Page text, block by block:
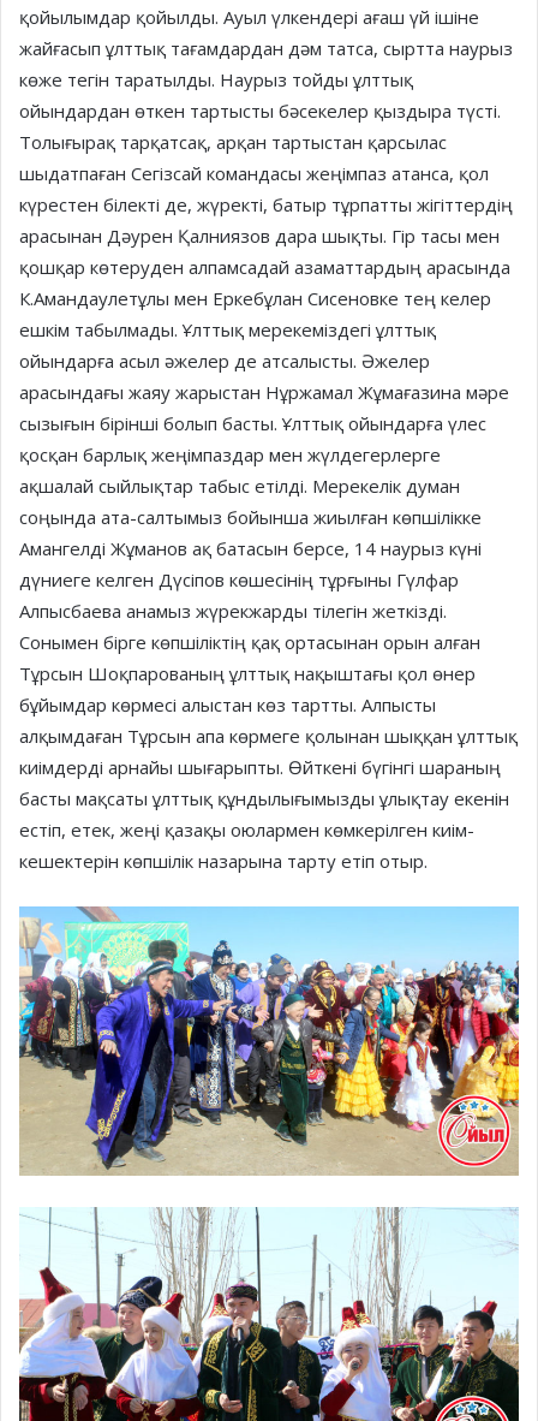
қойылымдар қойылды. Ауыл үлкендері ағаш үй ішіне
жайғасып ұлттық тағамдардан дәм татса, сыртта наурыз
көже тегін таратылды. Наурыз тойды ұлттық
ойындардан өткен тартысты бәсекелер қыздыра түсті.
Толығырақ тарқатсақ, арқан тартыстан қарсылас
шыдатпаған Сегізсай командасы жеңімпаз атанса, қол
күрестен білекті де, жүректі, батыр тұрпатты жігіттердің
арасынан Дәурен Қалниязов дара шықты. Гір тасы мен
қошқар көтеруден алпамсадай азаматтардың арасында
К.Амандаулетұлы мен Еркебұлан Сисеновке тең келер
ешкім табылмады. Ұлттық мерекеміздегі ұлттық
ойындарға асыл әжелер де атсалысты. Әжелер
арасындағы жаяу жарыстан Нұржамал Жұмағазина мәре
сызығын бірінші болып басты. Ұлттық ойындарға үлес
қосқан барлық жеңімпаздар мен жүлдегерлерге
ақшалай сыйлықтар табыс етілді. Мерекелік думан
соңында ата-салтымыз бойынша жиылған көпшілікке
Амангелді Жұманов ақ батасын берсе, 14 наурыз күні
дүниеге келген Дүсіпов көшесінің тұрғыны Гүлфар
Алпысбаева анамыз жүрекжарды тілегін жеткізді.
Сонымен бірге көпшіліктің қақ ортасынан орын алған
Тұрсын Шоқпарованың ұлттық нақыштағы қол өнер
бұйымдар көрмесі алыстан көз тартты. Алпысты
алқымдаған Тұрсын апа көрмеге қолынан шыққан ұлттық
киімдерді арнайы шығарыпты. Өйткені бүгінгі шараның
басты мақсаты ұлттық құндылығымызды ұлықтау екенін
естіп, етек, жеңі қазақы оюлармен көмкерілген киім-
кешектерін көпшілік назарына тарту етіп отыр.